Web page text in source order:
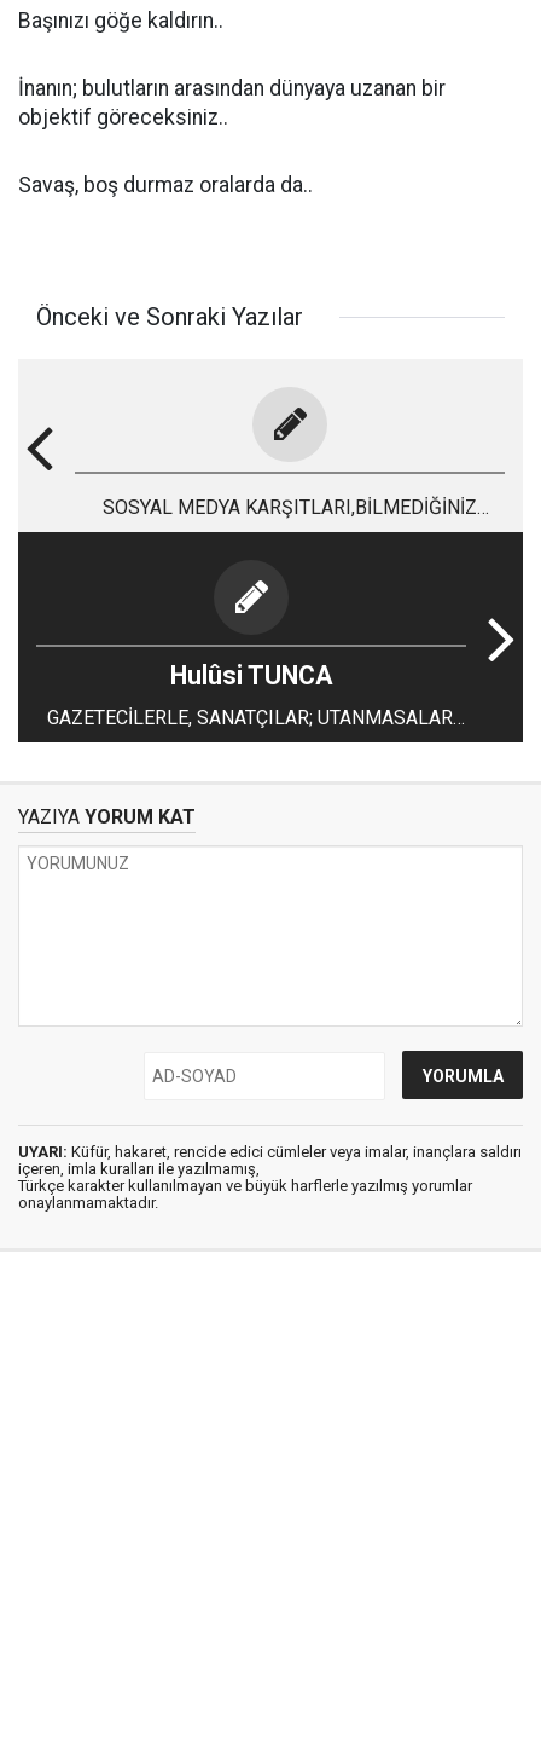
Başınızı göğe kaldırın..
İnanın; bulutların arasından dünyaya uzanan bir
objektif göreceksiniz..
Savaş, boş durmaz oralarda da..
Önceki ve Sonraki Yazılar
SOSYAL MEDYA KARŞITLARI,BİLMEDİĞİNİZ
KONULARDA YORUM YAPMAYIN!
Hulûsi TUNCA
GAZETECİLERLE, SANATÇILAR; UTANMASALAR,
KOL KOLA GİRİP DANS EDECEKLER!
YAZIYA YORUM KAT
UYARI: Küfür, hakaret, rencide edici cümleler veya imalar, inançlara saldırı
içeren, imla kuralları ile yazılmamış,
Türkçe karakter kullanılmayan ve büyük harflerle yazılmış yorumlar
onaylanmamaktadır.